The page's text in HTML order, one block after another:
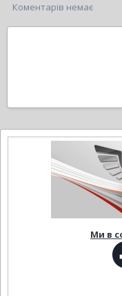
Коментарів немає
Ми в